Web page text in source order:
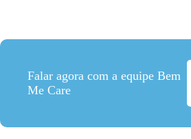
Falar agora com a equipe Bem
Me Care